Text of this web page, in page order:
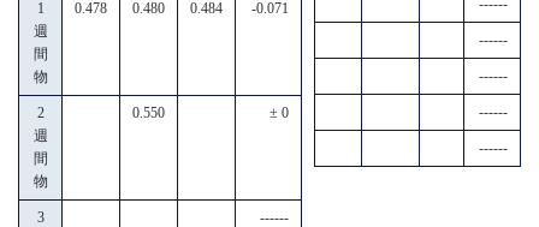
1
週
間
物
0.478 0.480 0.484 -0.071
2
週
間
物
0.550 ± 0
3
------
------
------
------
------
------